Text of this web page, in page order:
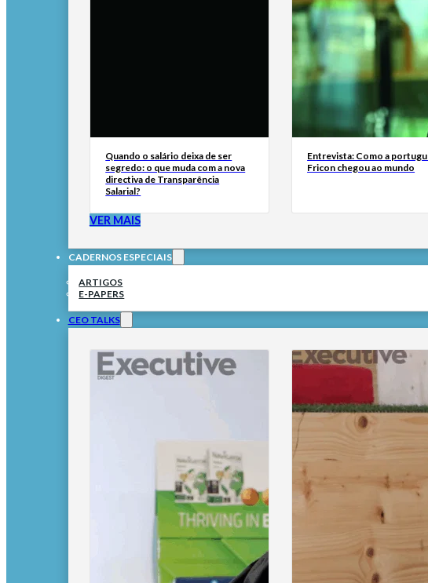
Quando o salário deixa de ser
segredo: o que muda com a nova
directiva de Transparência
Salarial?
Entrevista: Como a
Fricon chegou ao mundo
VER MAIS
CADERNOS ESPECIAIS
ARTIGOS
E-PAPERS
CEO TALKS